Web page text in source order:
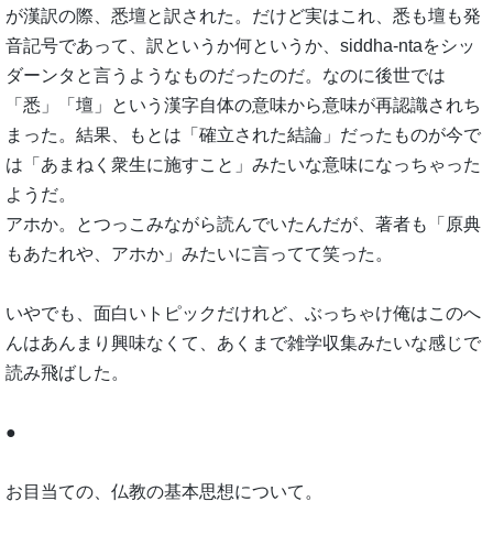
が漢訳の際、悉壇と訳された。だけど実はこれ、悉も壇も発
音記号であって、訳というか何というか、siddha-ntaをシッ
ダーンタと言うようなものだったのだ。なのに後世では
「悉」「壇」という漢字自体の意味から意味が再認識されち
まった。結果、もとは「確立された結論」だったものが今で
は「あまねく衆生に施すこと」みたいな意味になっちゃった
ようだ。
アホか。とつっこみながら読んでいたんだが、著者も「原典
もあたれや、アホか」みたいに言ってて笑った。
いやでも、面白いトピックだけれど、ぶっちゃけ俺はこのへ
んはあんまり興味なくて、あくまで雑学収集みたいな感じで
読み飛ばした。
●
お目当ての、仏教の基本思想について。